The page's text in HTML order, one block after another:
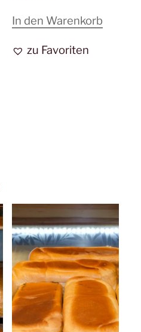
In den Warenkorb
zu Favoriten